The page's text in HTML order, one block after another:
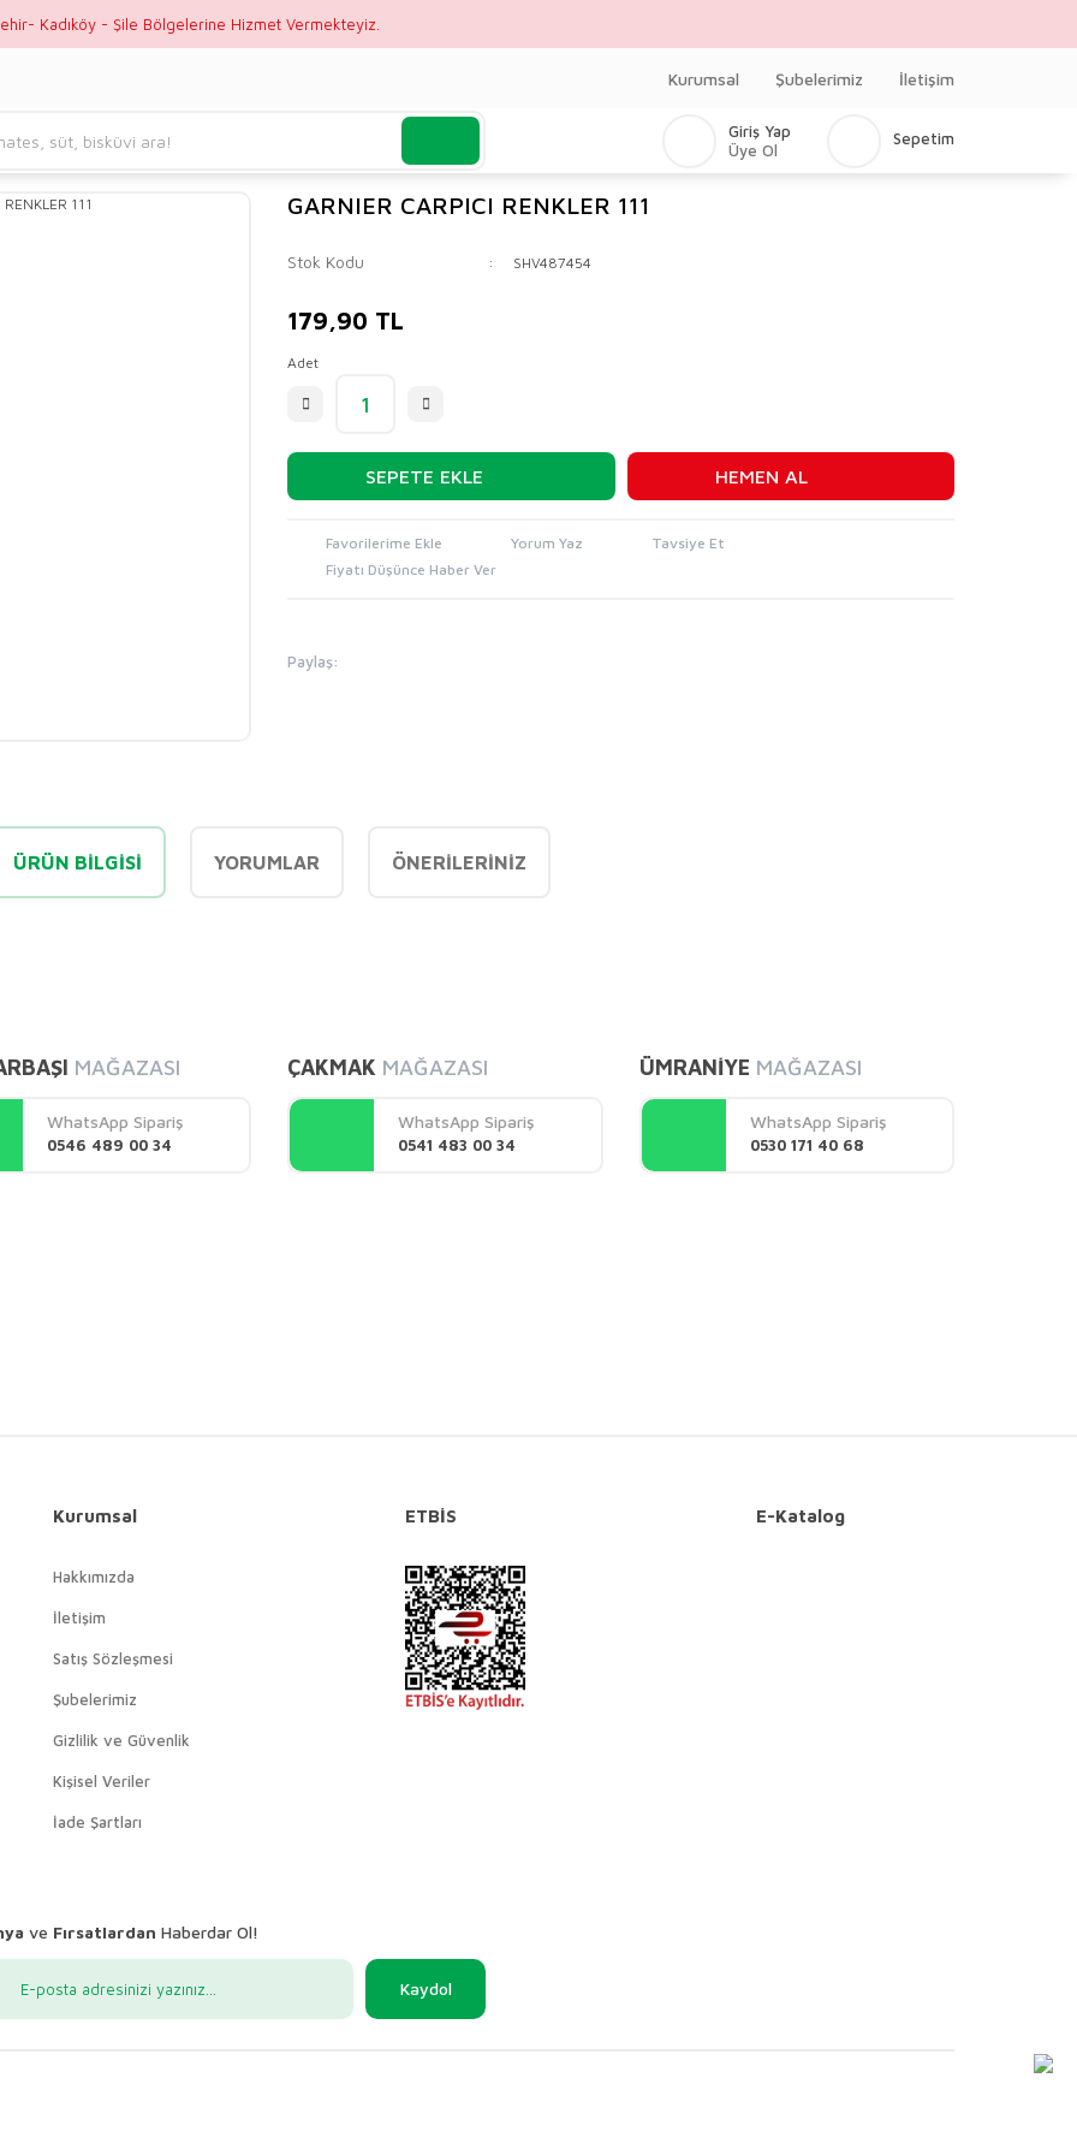
Kadıköy - Şile Bölgelerine Hizmet Vermekteyiz.
Kurumsal Şubelerimiz İletişim
Giriş Yap
Üye Ol
Sepetim
GARNIER CARPICI RENKLER 111
Stok Kodu SHV487454
179,90 TL
Adet
SEPETE EKLE HEMEN AL
Yorum Yaz
Tavsiye Et
Fiyatı Düşünce Haber Ver
Paylaş:
ÜRÜN BILGISI YORUMLAR ÖNERILERINIZ
Yorum Yaz
MAĞAZASI
WhatsApp Sipariş
0546 489 00 34
ÇAKMAK MAĞAZASI
WhatsApp Sipariş
0541 483 00 34
ÜMRANİYE MAĞAZASI
WhatsApp Sipariş
0530 171 40 68
Kurumsal
Hakkımızda
İletişim
Satış Sözleşmesi
Şubelerimiz
Gizlilik ve Güvenlik
Kişisel Veriler
İade Şartları
ETBİS E-Katalog
ve Fırsatlardan Haberdar Ol!
Kaydol